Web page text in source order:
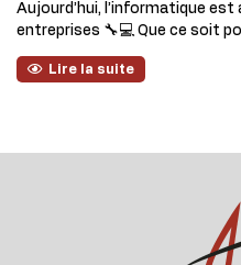
Aujourd’hui, l’informatique
entreprises 🔧💻 Que ce soit
Lire la suite